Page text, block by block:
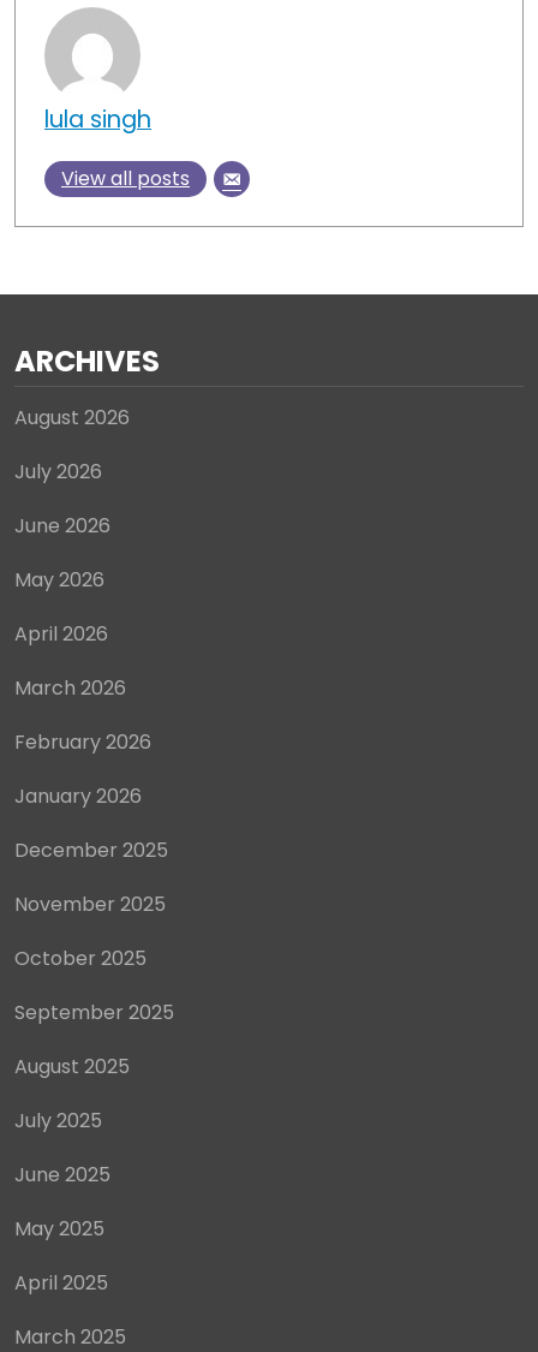
lula singh
View all posts
ARCHIVES
August 2026
July 2026
June 2026
May 2026
April 2026
March 2026
February 2026
January 2026
December 2025
November 2025
October 2025
September 2025
August 2025
July 2025
June 2025
May 2025
April 2025
March 2025